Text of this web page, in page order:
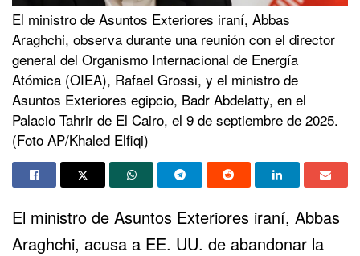
El ministro de Asuntos Exteriores iraní, Abbas
Araghchi, observa durante una reunión con el director
general del Organismo Internacional de Energía
Atómica (OIEA), Rafael Grossi, y el ministro de
Asuntos Exteriores egipcio, Badr Abdelatty, en el
Palacio Tahrir de El Cairo, el 9 de septiembre de 2025.
(Foto AP/Khaled Elfiqi)
El ministro de Asuntos Exteriores iraní, Abbas
Araghchi, acusa a EE. UU. de abandonar la